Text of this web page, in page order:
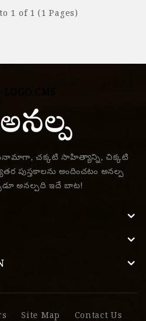
1 of 1 (1 Pages)
చక్కటి సాహిత్యాన్ని, చిక్కటి
పుస్తకాలను అందించటం అనల్ప
అనల్పది ఇదే బాట!
Site Map Contact Us